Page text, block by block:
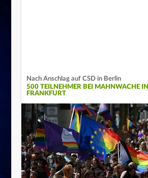
Nach Anschlag auf CSD in Berlin
500 TEILNEHMER BEI MAHNWACHE IN
FRANKFURT